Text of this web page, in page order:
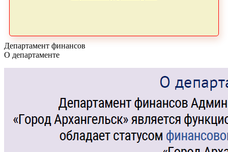
Департамент финансов
О департаменте